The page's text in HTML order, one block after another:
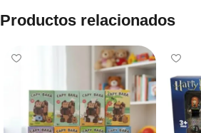
Productos relacionados